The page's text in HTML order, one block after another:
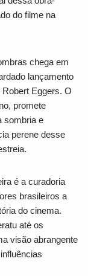
do filme na
chega em
lançamento
Robert Eggers. O
promete
sombria e
perene desse
é a curadoria
brasileiros a
do cinema.
até os
visão abrangente